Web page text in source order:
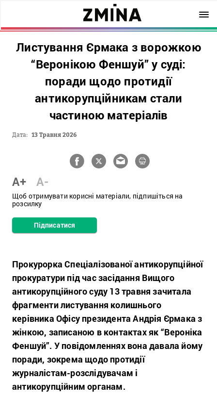
Листування Єрмака з ворожкою
“Веронікою Феншуй” у суді:
поради щодо протидії
антикорупційникам стали
частиною матеріалів
Дата: 13 Травня 2026
A+ A-
Щоб отримувати корисні матеріали, підпишіться на
розсилку
Підписатися
Прокурорка Спеціалізованої антикорупційної
прокуратури під час засідання Вищого
антикорупційного суду 13 травня зачитала
фрагменти листування колишнього
керівника Офісу президента Андрія Єрмака з
жінкою, записаною в контактах як “Вероніка
Феншуй”. У повідомленнях вона давала йому
поради, зокрема щодо протидії
журналістам-розслідувачам і
антикорупційним органам.